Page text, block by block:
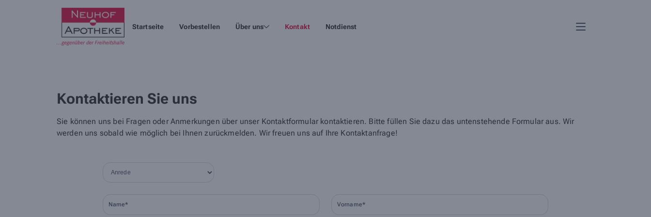
Startseite Vorbestellen Über uns Kontakt Notdienst
Kontaktieren Sie uns
Sie können uns bei Fragen oder Anmerkungen über unser Kontaktformular kontaktieren. Bitte füllen Sie dazu das untenstehende Formular aus. Wir
werden uns sobald wie möglich bei Ihnen zurückmelden. Wir freuen uns auf Ihre Kontaktanfrage!
Name* Vorname*